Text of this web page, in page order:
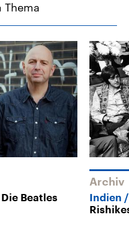
Thema
Die Beatles
Archiv
Indien